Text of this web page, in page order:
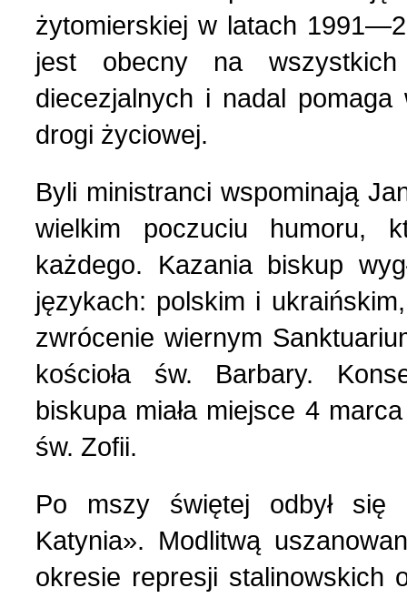
Українська сторінка
żytomierskiej w latach
jest obecny na wszystkich
diecezjalnych i nadal
drogi życiowej.
Byli ministranci wspominają
wielkim poczuciu humoru,
każdego. Kazania biskup
językach: polskim i
zwrócenie wiernym
kościoła św. Barbary.
biskupa miała miejsce 4
św. Zofii.
Po mszy świętej odbył się
Katynia». Modlitwą
okresie represji stalinowskich